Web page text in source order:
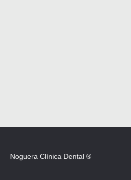
Noguera Clínica Dental ®